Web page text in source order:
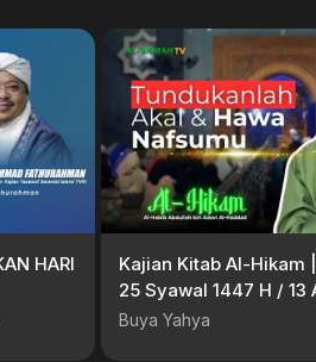
HARI
Kajian Kitab Al-Hikam |
25 Syawal 1447 H / 13
Buya Yahya